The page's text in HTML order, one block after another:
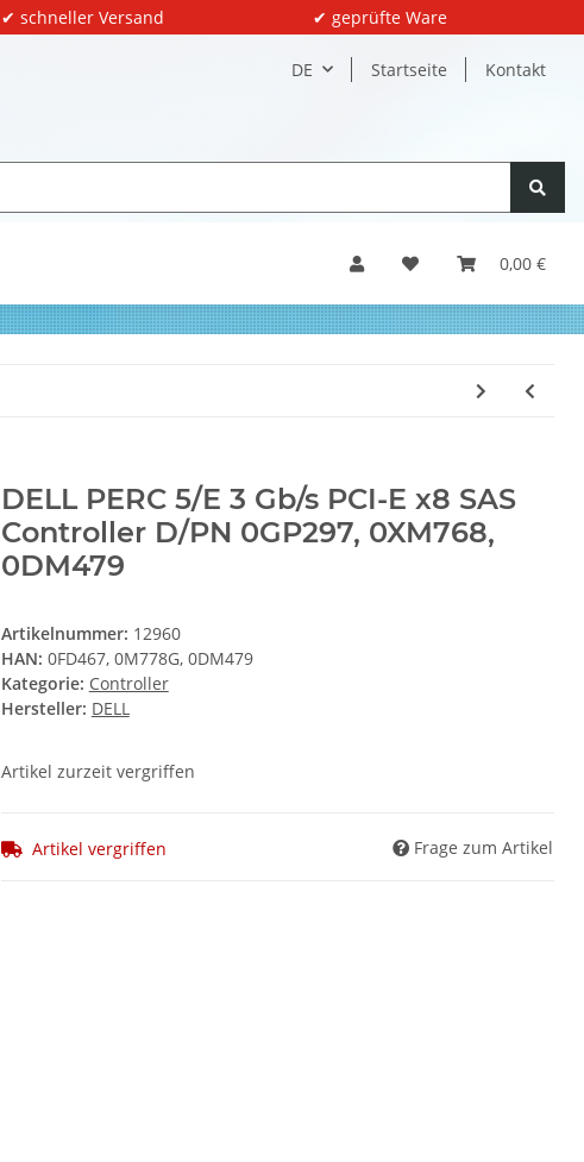
✔ schneller Versand ✔ geprüfte Ware
DE Startseite Kontakt
0,00 €
DELL PERC 5/E 3 Gb/s PCI-E x8 SAS
Controller D/PN 0GP297, 0XM768,
0DM479
Artikelnummer: 12960
HAN: 0FD467, 0M778G, 0DM479
Kategorie: Controller
Hersteller: DELL
Artikel zurzeit vergriffen
Artikel vergriffen Frage zum Artikel